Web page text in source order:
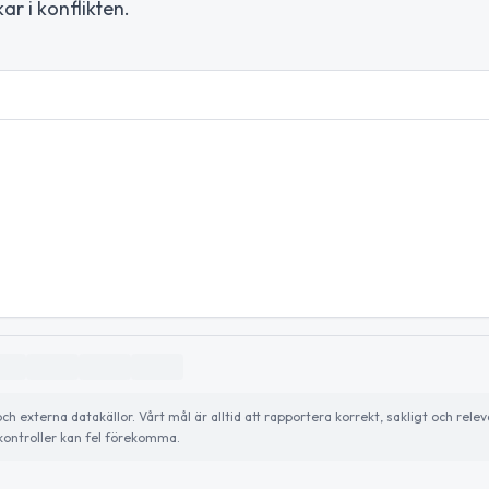
i konflikten.
externa datakällor. Vårt mål är alltid att rapportera korrekt, sakligt och
kan fel förekomma.